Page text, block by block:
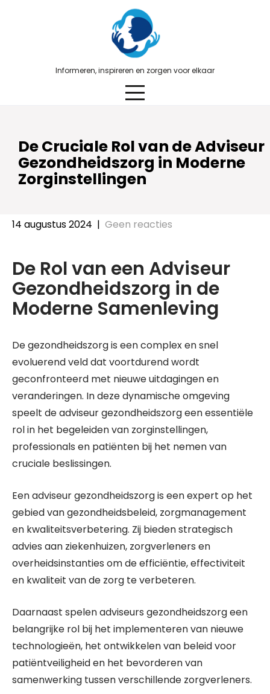
Informeren, inspireren en zorgen voor elkaar
De Cruciale Rol van de Adviseur
Gezondheidszorg in Moderne
Zorginstellingen
14 augustus 2024 | Geen reacties
De Rol van een Adviseur
Gezondheidszorg in de
Moderne Samenleving
De gezondheidszorg is een complex en snel
evoluerend veld dat voortdurend wordt
geconfronteerd met nieuwe uitdagingen en
veranderingen. In deze dynamische omgeving
speelt de adviseur gezondheidszorg een essentiële
rol in het begeleiden van zorginstellingen,
professionals en patiënten bij het nemen van
cruciale beslissingen.
Een adviseur gezondheidszorg is een expert op het
gebied van gezondheidsbeleid, zorgmanagement
en kwaliteitsverbetering. Zij bieden strategisch
advies aan ziekenhuizen, zorgverleners en
overheidsinstanties om de efficiëntie, effectiviteit
en kwaliteit van de zorg te verbeteren.
Daarnaast spelen adviseurs gezondheidszorg een
belangrijke rol bij het implementeren van nieuwe
technologieën, het ontwikkelen van beleid voor
patiëntveiligheid en het bevorderen van
samenwerking tussen verschillende zorgverleners.